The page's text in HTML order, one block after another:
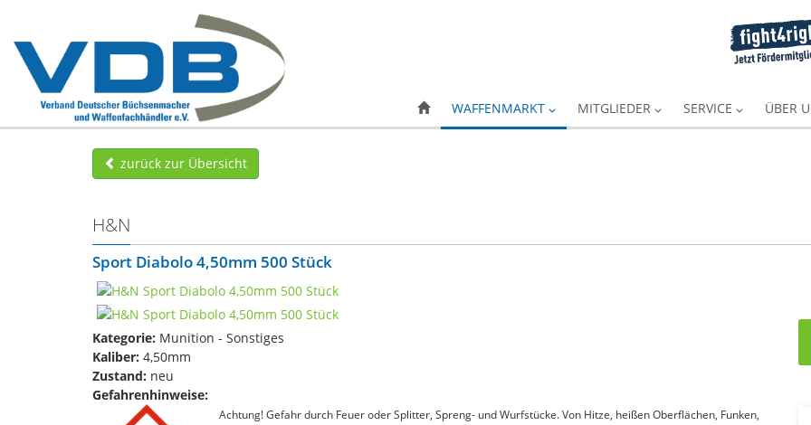
WAFFENMARKT MITGLIEDER SERVICE ÜBER
zurück zur Übersicht
H&N
Sport Diabolo 4,50mm 500 Stück
Kategorie: Munition - Sonstiges
Kaliber: 4,50mm
Zustand: neu
Gefahrenhinweise:
Achtung! Gefahr durch Feuer oder Splitter, Spreng- und Wurfstücke. Von Hitze, heißen Oberflächen, Funken,